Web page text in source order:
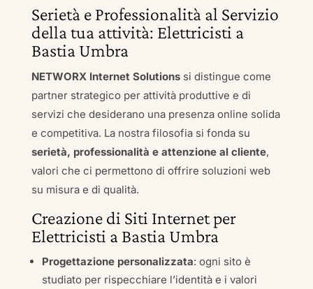
Serietà e Professionalità al Servizio
della tua attività: Elettricisti a
Bastia Umbra
NETWORX Internet Solutionssi distingue come
partner strategico per attività produttive e di
servizi che desiderano una presenza online solida
e competitiva. La nostra filosofia si fonda su
serietà, professionalità e attenzione al cliente,
valori che ci permettono di offrire soluzioni web
su misura e di qualità.
Creazione di Siti Internet per
Elettricisti a Bastia Umbra
Progettazione personalizzata: ogni sito è
studiato per rispecchiare l’identità e i valori